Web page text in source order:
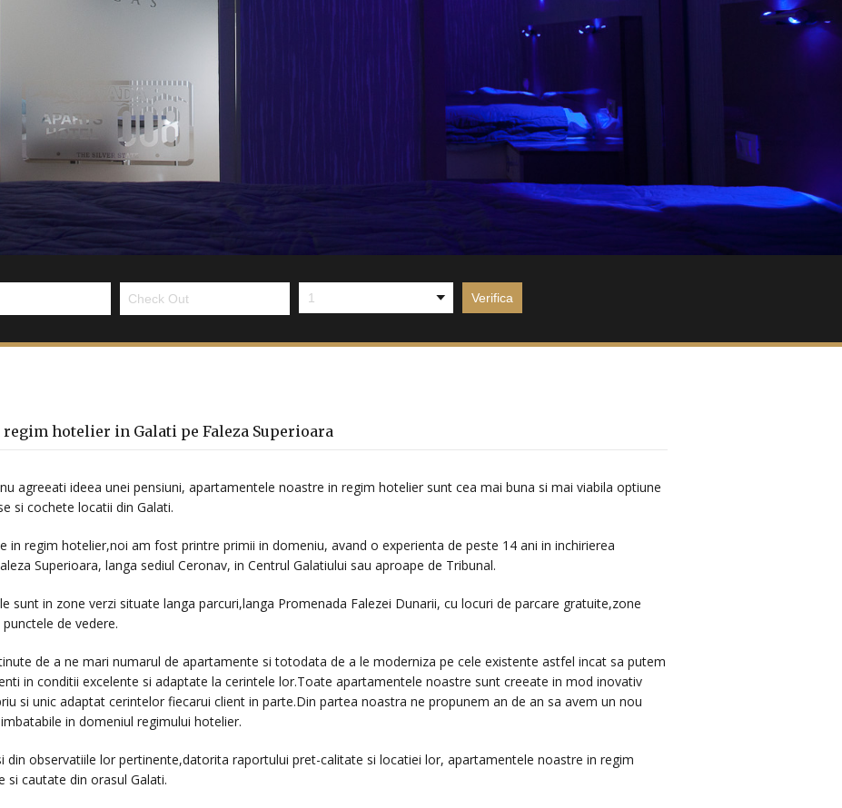
hotelier in Galati pe Faleza Superioara
agreeati ideea unei pensiuni, apartamentele noastre in regim hotelier sunt cea mai buna si mai viabila optiune
si cochete locatii din Galati.
in regim hotelier,noi am fost printre primii in domeniu, avand o experienta de peste 14 ani in inchirierea
Superioara, langa sediul Ceronav, in Centrul Galatiului sau aproape de Tribunal.
sunt in zone verzi situate langa parcuri,langa Promenada Falezei Dunarii, cu locuri de parcare gratuite,zone
de vedere.
de a ne mari numarul de apartamente si totodata de a le moderniza pe cele existente astfel incat sa putem
in conditii excelente si adaptate la cerintele lor.Toate apartamentele noastre sunt creeate in mod inovativ
si unic adaptat cerintelor fiecarui client in parte.Din partea noastra ne propunem an de an sa avem un nou
in domeniul regimului hotelier.
din observatiile lor pertinente,datorita raportului pret-calitate si locatiei lor, apartamentele noastre in regim
si cautate din orasul Galati.